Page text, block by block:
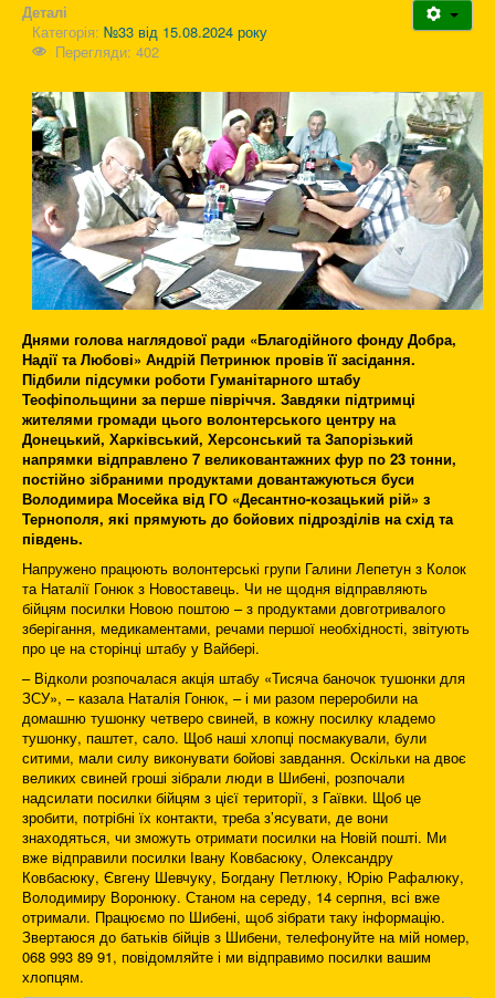
Деталі
Категорія: №33 від 15.08.2024 року
Перегляди: 402
Днями голова наглядової ради «Благодійного фонду Добра,
Надії та Любові» Андрій Петринюк провів її засідання.
Підбили підсумки роботи Гуманітарного штабу
Теофіпольщини за перше півріччя. Завдяки підтримці
жителями громади цього волонтерського центру на
Донецький, Харківський, Херсонський та Запорізький
напрямки відправлено 7 великовантажних фур по 23 тонни,
постійно зібраними продуктами довантажуються буси
Володимира Мосейка від ГО «Десантно-козацький рій» з
Тернополя, які прямують до бойових підрозділів на схід та
південь.
Напружено працюють волонтерські групи Галини Лепетун з Колок
та Наталії Гонюк з Новоставець. Чи не щодня відправляють
бійцям посилки Новою поштою – з продуктами довготривалого
зберігання, медикаментами, речами першої необхідності, звітують
про це на сторінці штабу у Вайбері.
– Відколи розпочалася акція штабу «Тисяча баночок тушонки для
ЗСУ», – казала Наталія Гонюк, – і ми разом переробили на
домашню тушонку четверо свиней, в кожну посилку кладемо
тушонку, паштет, сало. Щоб наші хлопці посмакували, були
ситими, мали силу виконувати бойові завдання. Оскільки на двоє
великих свиней гроші зібрали люди в Шибені, розпочали
надсилати посилки бійцям з цієї території, з Гаївки. Щоб це
зробити, потрібні їх контакти, треба з’ясувати, де вони
знаходяться, чи зможуть отримати посилки на Новій пошті. Ми
вже відправили посилки Івану Ковбасюку, Олександру
Ковбасюку, Євгену Шевчуку, Богдану Петлюку, Юрію Рафалюку,
Володимиру Воронюку. Станом на середу, 14 серпня, всі вже
отримали. Працюємо по Шибені, щоб зібрати таку інформацію.
Звертаюся до батьків бійців з Шибени, телефонуйте на мій номер,
068 993 89 91, повідомляйте і ми відправимо посилки вашим
хлопцям.